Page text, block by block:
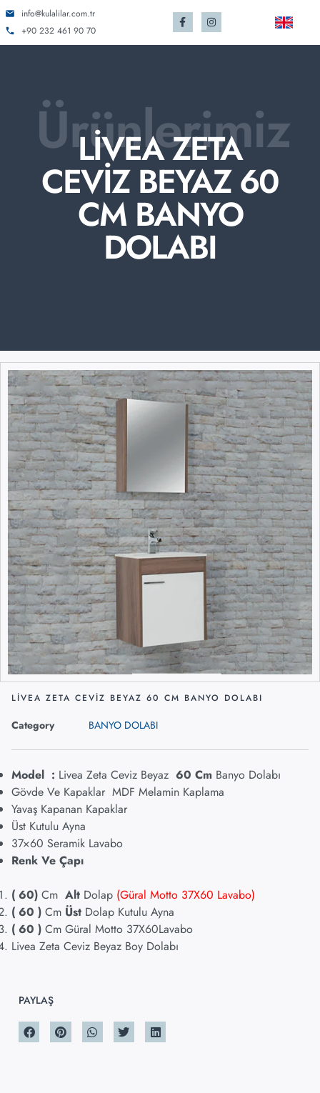
info@kulalilar.com.tr
+90 232 461 90 70
Ürünlerimiz
LİVEA ZETA
CEVİZ BEYAZ 60
CM BANYO
DOLABI
LİVEA ZETA CEVİZ BEYAZ 60 CM BANYO DOLABI
Category BANYO DOLABI
Model : Livea Zeta Ceviz Beyaz 60 Cm Banyo Dolabı
Gövde Ve Kapaklar MDF Melamin Kaplama
Yavaş Kapanan Kapaklar
Üst Kutulu Ayna
37×60 Seramik Lavabo
Renk Ve Çapı
( 60) Cm Alt Dolap (Güral Motto 37X60 Lavabo)
( 60 ) Cm Üst Dolap Kutulu Ayna
( 60 ) Cm Güral Motto 37X60Lavabo
Livea Zeta Ceviz Beyaz Boy Dolabı
PAYLAŞ